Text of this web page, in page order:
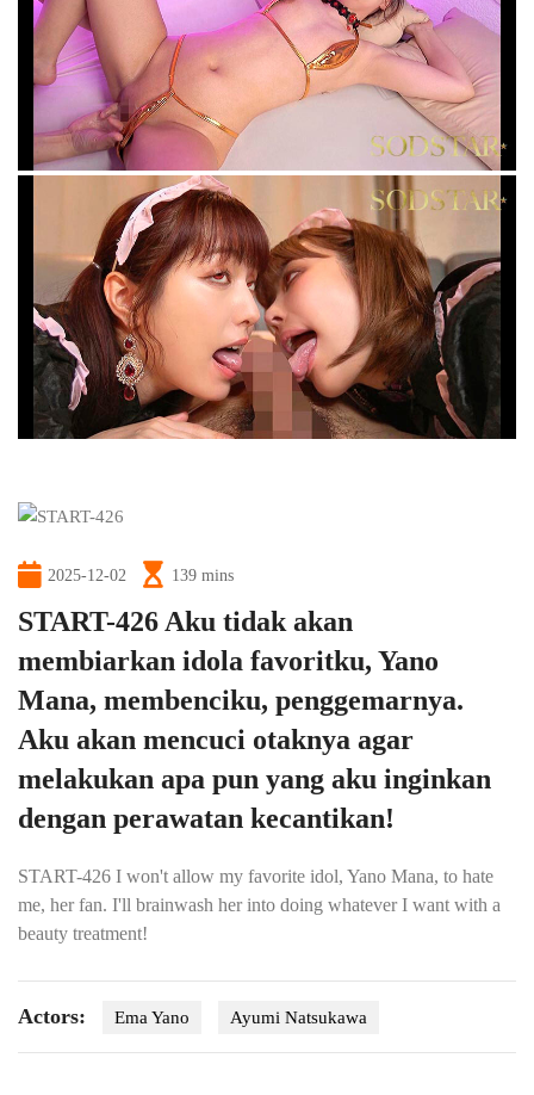
2025-12-02 139 mins
START-426 Aku tidak akan
membiarkan idola favoritku, Yano
Mana, membenciku, penggemarnya.
Aku akan mencuci otaknya agar
melakukan apa pun yang aku inginkan
dengan perawatan kecantikan!
START-426 I won't allow my favorite idol, Yano Mana, to hate
me, her fan. I'll brainwash her into doing whatever I want with a
beauty treatment!
Actors: Ema Yano Ayumi Natsukawa